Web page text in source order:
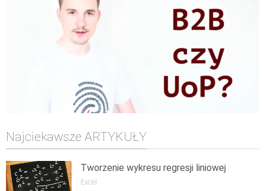
Najciekawsze ARTYKUŁY
Tworzenie wykresu regresji liniowej
Excel